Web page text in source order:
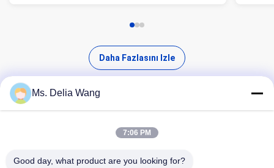
Daha Fazlasını Izle
Yüksek Kaliteli Ürünler Bul
Ms. Delia Wang
7:06 PM
Good day, what product are you looking for?